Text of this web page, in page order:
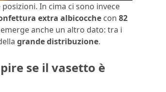
In cima ci sono invece
extra albicocche con 82
emerge anche un altro dato: tra i
grande distribuzione.
se il vasetto è